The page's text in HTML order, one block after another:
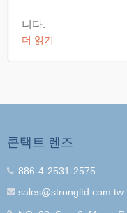
니다.
더 읽기
콘택트 렌즈
886-4-2531-2575
sales@strongltd.com.tw